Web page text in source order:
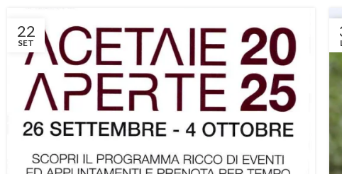
22
SET